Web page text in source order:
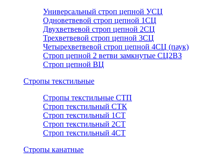
Универсальный строп цепной УСЦ
Одноветвевой строп цепной 1СЦ
Двухветвевой строп цепной 2СЦ
Трехветвевой строп цепной 3СЦ
Четырехветвевой строп цепной 4СЦ (паук)
Строп цепной 2 ветви замкнутые СЦ2ВЗ
Строп цепной ВЦ
Стропы текстильные
Стропы текстильные СТП
Строп текстильный СТК
Строп текстильный 1СТ
Строп текстильный 2СТ
Строп текстильный 4СТ
Стропы канатные